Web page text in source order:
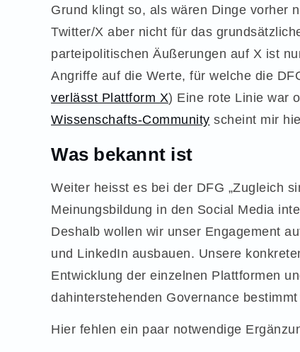
Grund klingt so, als wären Dinge vorher
Twitter/X aber nicht für das
parteipolitischen Äußerungen auf X ist
Angriffe auf die Werte, für welche die
verlässt Plattform X) Eine rote Linie war
Wissenschafts-Community scheint mir
Was bekannt ist
Weiter heisst es bei der DFG „Zugleich
Meinungsbildung in den Social Media
Deshalb wollen wir unser Engagement
und LinkedIn ausbauen. Unsere
Entwicklung der einzelnen Plattformen
dahinterstehenden Governance bestimmt
Hier fehlen ein paar notwendige